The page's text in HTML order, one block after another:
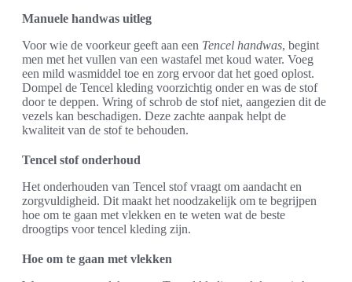
Manuele handwas uitleg
Voor wie de voorkeur geeft aan een Tencel handwas, begint
men met het vullen van een wastafel met koud water. Voeg
een mild wasmiddel toe en zorg ervoor dat het goed oplost.
Dompel de Tencel kleding voorzichtig onder en was de stof
door te deppen. Wring of schrob de stof niet, aangezien dit de
vezels kan beschadigen. Deze zachte aanpak helpt de
kwaliteit van de stof te behouden.
Tencel stof onderhoud
Het onderhouden van Tencel stof vraagt om aandacht en
zorgvuldigheid. Dit maakt het noodzakelijk om te begrijpen
hoe om te gaan met vlekken en te weten wat de beste
droogtips voor tencel kleding zijn.
Hoe om te gaan met vlekken